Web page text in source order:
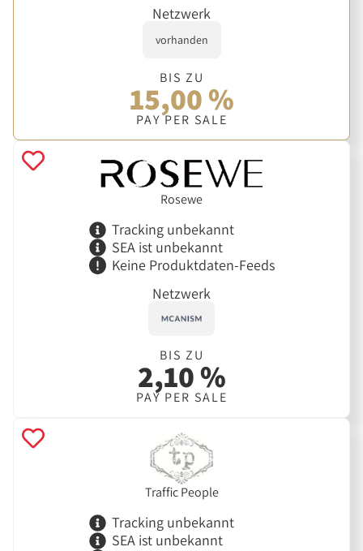
Netzwerk
vorhanden
BIS ZU
15,00 %
PAY PER SALE
Rosewe
Tracking unbekannt
SEA ist unbekannt
Keine Produktdaten-Feeds
Netzwerk
BIS ZU
2,10 %
PAY PER SALE
Traffic People
Tracking unbekannt
SEA ist unbekannt